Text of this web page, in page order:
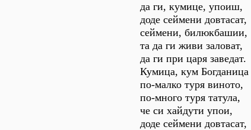
да ги, кумице, упоиш,
доде сеймени довтасат,
сеймени, билюкбашии,
та да ги живи заловат,
да ги при царя заведат.
Кумица, кум Богданица
по-малко туря виното,
по-много туря татула,
че си хайдути упои,
доде сеймени довтасат,